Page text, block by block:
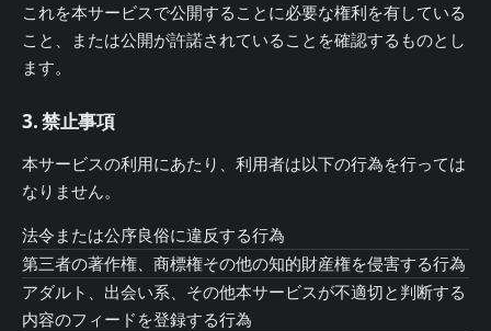
これを本サービスで公開することに必要な権利を有している
こと、または公開が許諾されていることを確認するものとし
ます。
3. 禁止事項
本サービスの利用にあたり、利用者は以下の行為を行っては
なりません。
法令または公序良俗に違反する行為
第三者の著作権、商標権その他の知的財産権を侵害する行為
アダルト、出会い系、その他本サービスが不適切と判断する
内容のフィードを登録する行為